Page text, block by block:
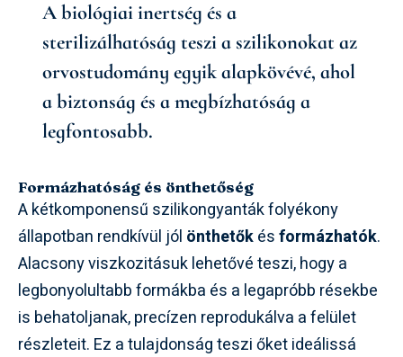
A biológiai inertség és a
sterilizálhatóság teszi a szilikonokat az
orvostudomány egyik alapkövévé, ahol
a biztonság és a megbízhatóság a
legfontosabb.
Formázhatóság és önthetőség
A kétkomponensű szilikongyanták folyékony
állapotban rendkívül jól önthetőkésformázhatók.
Alacsony viszkozitásuk lehetővé teszi, hogy a
legbonyolultabb formákba és a legapróbb résekbe
is behatoljanak, precízen reprodukálva a felület
részleteit. Ez a tulajdonság teszi őket ideálissá